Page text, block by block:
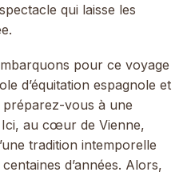
qui laisse les
pour ce voyage
d’équitation espagnole et
préparez-vous à une
au cœur de Vienne,
tradition intemporelle
d’années. Alors,